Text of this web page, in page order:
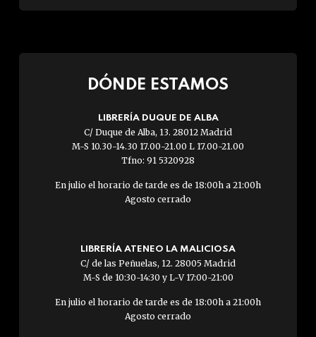
DÓNDE ESTAMOS
LIBRERÍA DUQUE DE ALBA
C/ Duque de Alba, 13. 28012 Madrid
M-S 10.30-14.30 17.00-21.00 L 17.00-21.00
Tfno: 91 5320928
En julio el horario de tarde es de 18:00h a 21:00h
Agosto cerrado
LIBRERÍA ATENEO LA MALICIOSA
C/ de las Peñuelas, 12. 28005 Madrid
M-S de 10:30-14:30 y L-V 17:00-21:00
En julio el horario de tarde es de 18:00h a 21:00h
Agosto cerrado